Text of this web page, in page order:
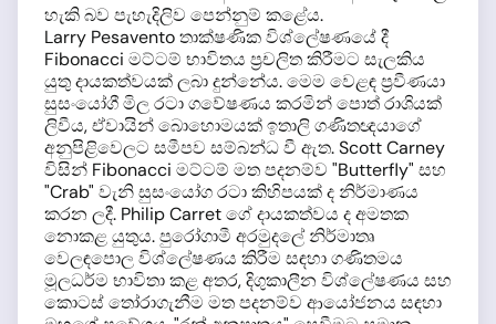
හැකි බව පැහැදිලිව පෙන්නුම් කළේය.
Larry Pesavento තාක්ෂණික විශ්ලේෂණයේ දී
Fibonacci මට්ටම් භාවිතය ප්‍රචලිත කිරීමට සැලකිය
යුතු දායකත්වයක් ලබා දුන්නේය. මෙම වෙළඳ ප්‍රවීණයා
සුසංයෝගී මිල රටා ගවේෂණය කරමින් පොත් රාශියක්
ලිවීය, ඒවායින් බොහොමයක් ඉතාලි ගණිතඥයාගේ
අනුපිළිවෙලට සමීපව සම්බන්ධ වී ඇත. Scott Carney
විසින් Fibonacci මට්ටම් මත පදනම්ව "Butterfly" සහ
"Crab" වැනි සුසංයෝග රටා කිහිපයක් ද නිර්මාණය
කරන ලදී. Philip Carret ගේ දායකත්වය ද අමතක
නොකළ යුතුය. පුරෝගාමී අරමුදලේ නිර්මාතෘ
වෙලඳපොල විශ්ලේෂණය කිරීම සඳහා ගණිතමය
මූලධර්ම භාවිතා කළ අතර, දිගුකාලීන විශ්ලේෂණය සහ
කොටස් තෝරාගැනීම මත පදනම්ව ආයෝජනය සඳහා